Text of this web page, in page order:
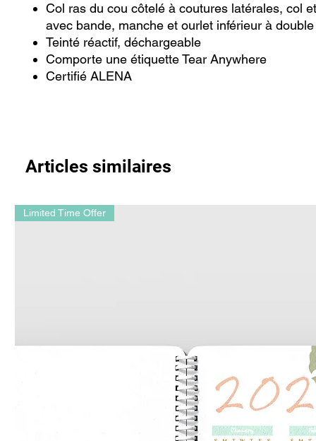
Col ras du cou côtelé à coutures latérales, col
avec bande, manche et ourlet inférieur à
Teinté réactif, déchargeable
Comporte une étiquette Tear Anywhere
Certifié ALENA
Articles similaires
Limited Time Offer